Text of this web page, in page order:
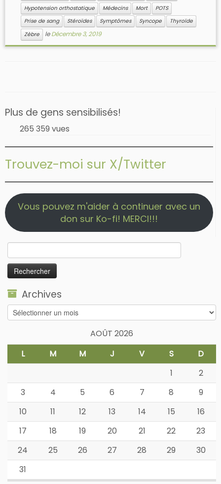
Hypotension orthostatique Médecins Mort
POTS
Prise de sang
Stéroïdes Symptômes Syncope
Thyroïde
Zèbre
leDécembre 3, 2019
Plus de gens sensibilisés!
265 359 vues
Trouvez-moi sur X/Twitter
Vous pouvez m'aider à continuer avec un
don sur Ko-fi! MERCI!!!
Archives
Archives
AOÛT 2026
L
M M J V S
D
1
2
3
4 5 6 7 8
9
10
11 12 13 14 15
16
17
18 19 20 21 22
23
24
25 26 27 28 29
30
31